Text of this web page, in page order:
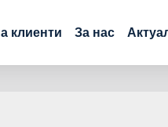
клиенти За нас